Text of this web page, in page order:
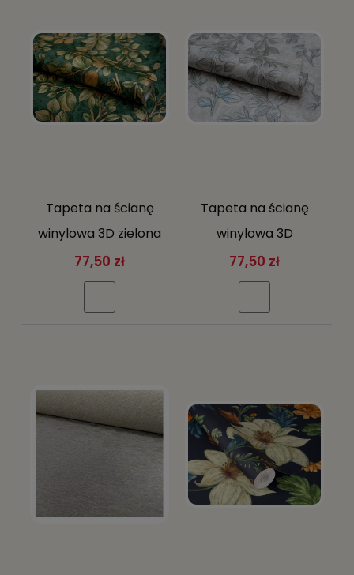
Tapeta na ścianę
winylowa 3D zielona
strukturalna
wytłaczane liście
złoto
77,50 zł
Tapeta na ścianę
winylowa 3D
zdobione liście na
betonowym tle
brokat
77,50 zł